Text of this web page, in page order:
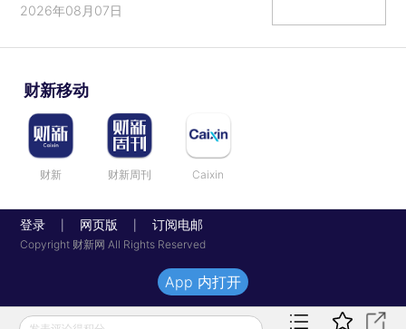
2026年08月07日
财新移动
财新 财新周刊 Caixin
登录 网页版 订阅电邮
Copyright 财新网 All Rights Reserved
App 内打开